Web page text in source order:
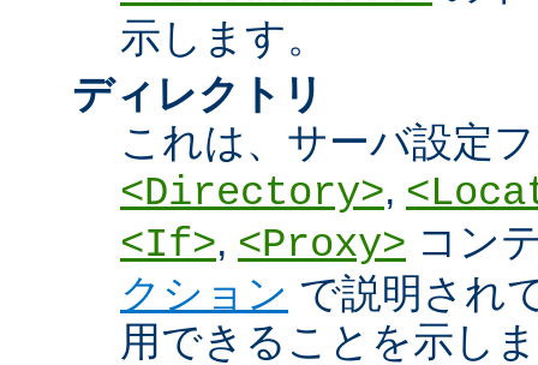
示します。
ディレクトリ
これは、サーバ設定
<Directory>,
<If>, <Proxy> コン
クション で説明され
用できることを示し